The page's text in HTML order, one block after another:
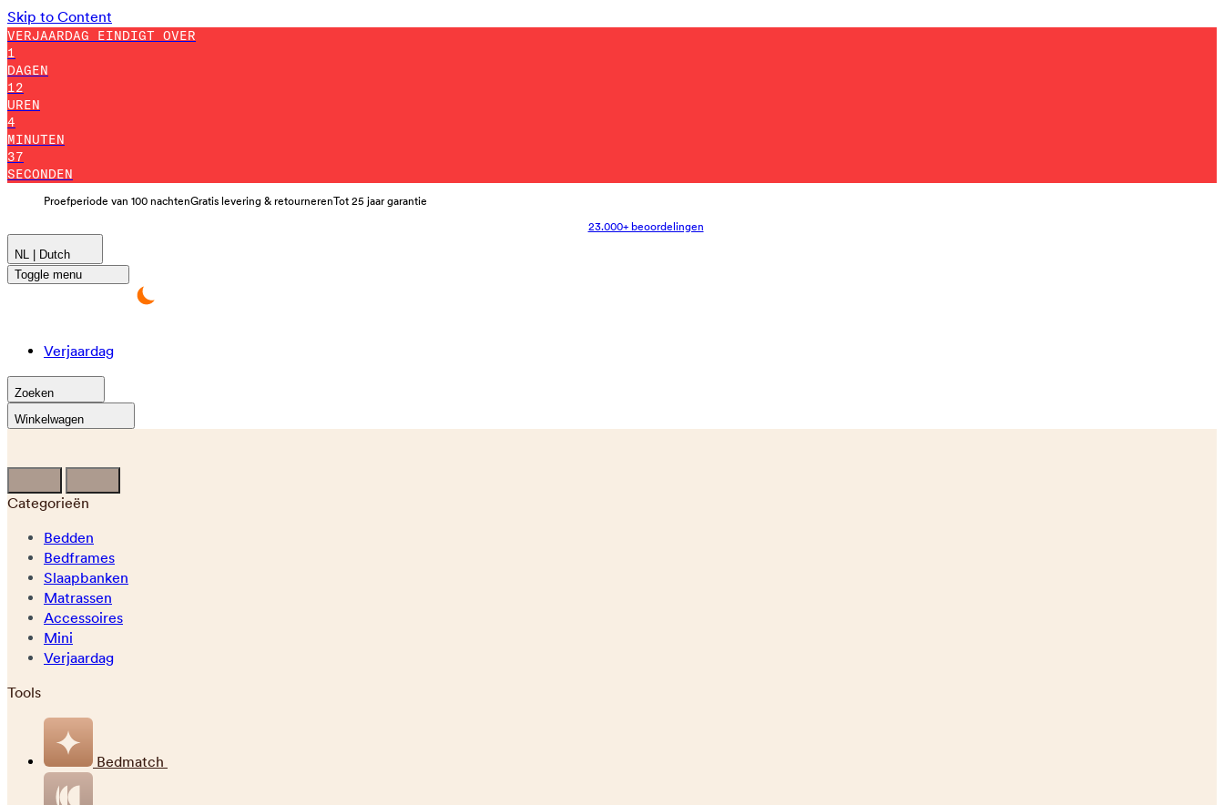
Skip to Content
VERJAARDAG EINDIGT OVER
1
DAGEN
12
UREN
4
MINUTEN
35
SECONDEN
Proefperiode van 100 nachtenGratis levering & retournerenTot 25 jaar garantie
23.000+ beoordelingen
NL | Dutch
Toggle menu
Verjaardag
Zoeken
Winkelwagen
Categorieën
Bedden
Bedframes
Slaapbanken
Matrassen
Accessoires
Mini
Verjaardag
Tools
Bedmatch